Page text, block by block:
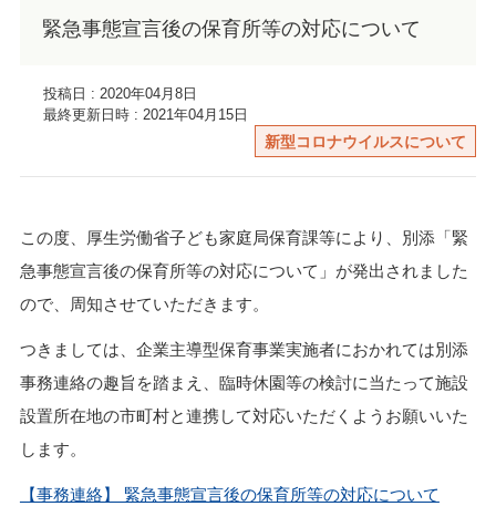
緊急事態宣言後の保育所等の対応について
投稿日 : 2020年04月8日
最終更新日時 : 2021年04月15日
新型コロナウイルスについて
この度、厚生労働省子ども家庭局保育課等により、別添「緊
急事態宣言後の保育所等の対応について」が発出されました
ので、周知させていただきます。
つきましては、企業主導型保育事業実施者におかれては別添
事務連絡の趣旨を踏まえ、臨時休園等の検討に当たって施設
設置所在地の市町村と連携して対応いただくようお願いいた
します。
【事務連絡】 緊急事態宣言後の保育所等の対応について